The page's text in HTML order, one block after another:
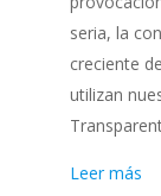
seria, la
creciente
utilizan
Leer más